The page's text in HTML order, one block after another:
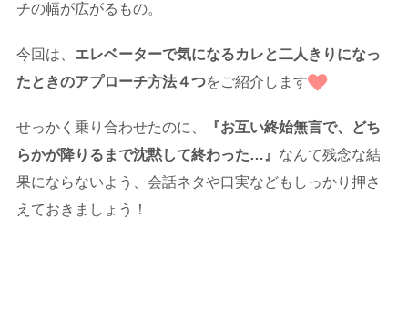
チの幅が広がるもの。
今回は、 エレベーターで気になるカレと二人きりになっ
たときのアプローチ方法４つをご紹介します
せっかく乗り合わせたのに、
『お互い終始無言で、どち
らかが降りるまで沈黙して終わった…』 なんて残念な結
果にならないよう、会話ネタや口実などもしっかり押さ
えておきましょう！